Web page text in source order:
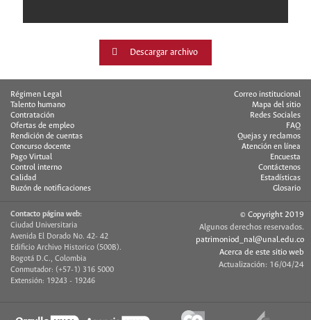
Descargar archivo
Régimen Legal
Talento humano
Contratación
Ofertas de empleo
Rendición de cuentas
Concurso docente
Pago Virtual
Control interno
Calidad
Buzón de notificaciones
Correo institucional
Mapa del sitio
Redes Sociales
FAQ
Quejas y reclamos
Atención en línea
Encuesta
Contáctenos
Estadísticas
Glosario
Contacto página web:
Ciudad Universitaria
Avenida El Dorado No. 42- 42
Edificio Archivo Historico (500B).
Bogotá D.C., Colombia
Conmutador: (+57-1) 316 5000
Extensión: 19243 - 19246
© Copyright 2019
Algunos derechos reservados.
patrimoniod_nal@unal.edu.co
Acerca de este sitio web
Actualización: 16/04/24